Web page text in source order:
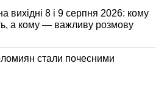
вихідні 8 і 9 серпня 2026: кому
а кому — важливу розмову
стали почесними